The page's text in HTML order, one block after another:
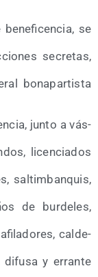
se
secre­tas,
bona­par­tis­ta
jun­to a vás­
licen­cia­dos
sal­tim­ban­quis,
de bur­de­les,
cal­de­
difu­sa y erran­te